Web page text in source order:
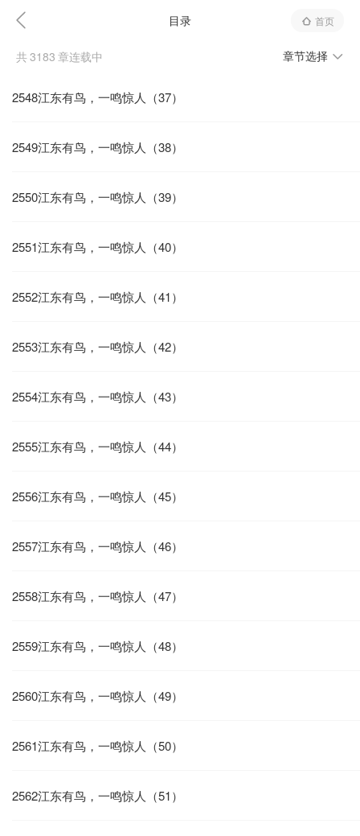
首页
目录
共3183 章连载中 章节选择
2548江东有鸟，一鸣惊人（37）
2549江东有鸟，一鸣惊人（38）
2550江东有鸟，一鸣惊人（39）
2551江东有鸟，一鸣惊人（40）
2552江东有鸟，一鸣惊人（41）
2553江东有鸟，一鸣惊人（42）
2554江东有鸟，一鸣惊人（43）
2555江东有鸟，一鸣惊人（44）
2556江东有鸟，一鸣惊人（45）
2557江东有鸟，一鸣惊人（46）
2558江东有鸟，一鸣惊人（47）
2559江东有鸟，一鸣惊人（48）
2560江东有鸟，一鸣惊人（49）
2561江东有鸟，一鸣惊人（50）
2562江东有鸟，一鸣惊人（51）